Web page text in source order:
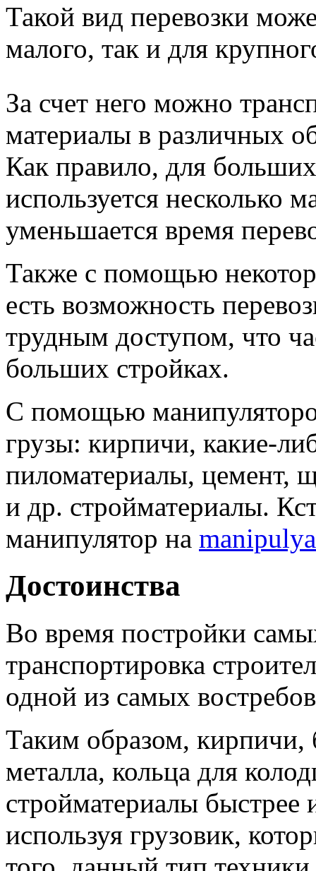
Такой вид перевозки
малого, так и для
За счет него можно
материалы в различных
Как правило, для
используется несколько
уменьшается время
Также с помощью
есть возможность
трудным доступом, что
больших стройках.
С помощью
грузы: кирпичи, какие-
пиломатериалы, цемент,
и др. стройматериалы.
манипулятор на
Достоинства
Во время постройки
транспортировка
одной из самых
Таким образом, кирпичи,
металла, кольца для
стройматериалы быстрее
используя грузовик,